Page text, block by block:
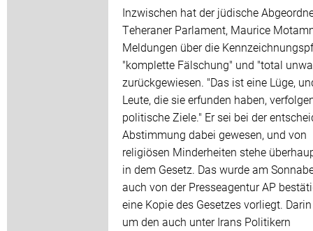
Inzwischen hat der jüdische
Teheraner Parlament, Maurice
Meldungen über die
"komplette Fälschung" und "total
zurückgewiesen. "Das ist eine Lüge,
Leute, die sie erfunden haben,
politische Ziele." Er sei bei der
Abstimmung dabei gewesen, und von
religiösen Minderheiten stehe
in dem Gesetz. Das wurde am
auch von der Presseagentur AP
eine Kopie des Gesetzes vorliegt.
um den auch unter Irans Politikern